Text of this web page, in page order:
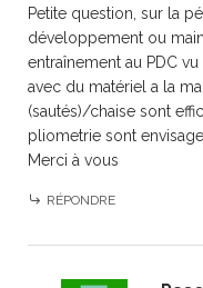
Petite question, sur la
développement ou
entraînement au PDC
avec du matériel a la
(sautés)/chaise sont
pliometrie sont
Merci à vous
RÉPONDRE